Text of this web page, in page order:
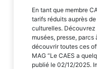
En tant que membre
tarifs réduits auprès
culturelles.
musées, presse, parcs
découvrir toutes ces
MAG “Le CAES a
publié le 02/12/2025.